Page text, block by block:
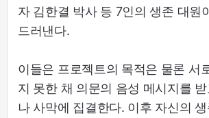
자 김한결 박사 등 7인의 생존 대원
드러낸다.
이들은 프로젝트의 목적은 물론 서
지 못한 채 의문의 음성 메시지를
나 사막에 집결한다. 이후 자신의